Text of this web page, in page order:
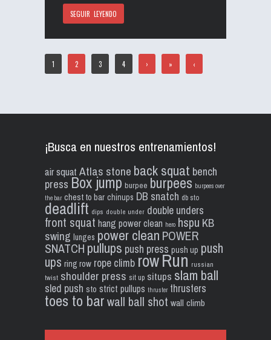
SEGUIR LEYENDO
‹
1 2 3 4 › »
¡Busca en nuestros entrenamientos!
air squat Atlas stone back squat bench
press Box jump burpee burpees burpees over
the bar chest to bar chinups DB snatch db sto
deadlift dips double under double unders
front squat hang power clean hero hspu KB
swing lunges power clean POWER
SNATCH pullups push press push up push
ups ring row rope climb rowRun russian
twist shoulder press sit up situps slam ball
sled push sto strict pullups thruster thrusters
toes to barwall ball shot wall climb